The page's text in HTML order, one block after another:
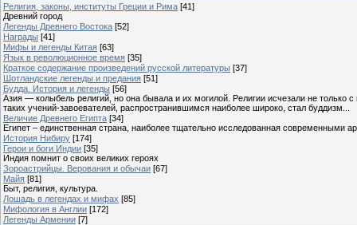
Религия, законы, институты Греции и Рима [41]
Древний город
Легенды Древнего Востока [52]
Награды [41]
Мифы и легенды Китая [63]
Язык в революционное время [35]
Краткое содержание произведений русской литературы [37]
Шотландские легенды и предания [51]
Будда. История и легенды [56]
Азия — колыбель религий, но она бывала и их могилой. Религии исчезали не
таких учений-завоевателей, распространившимся наиболее широко, стал буддизм...
Величие Древнего Египта [34]
Египет – единственная страна, наиболее тщательно исследованная современными
История Нибиру [174]
Герои и боги Индии [35]
Индия помнит о своих великих героях
Зороастрийцы. Верования и обычаи [67]
Майя [81]
Быт, религия, культура.
Лошадь в легендах и мифах [85]
Мифология в Англии [172]
Легенды Армении [7]